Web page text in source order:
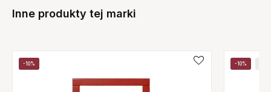
Inne produkty tej marki
-10% -10%